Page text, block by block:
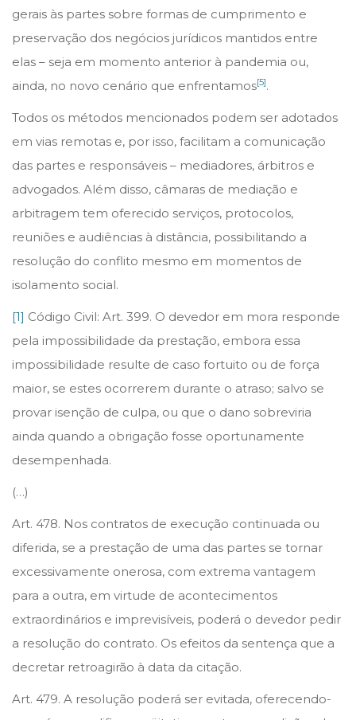
gerais às partes sobre formas de cumprimento e
preservação dos negócios jurídicos mantidos entre
elas – seja em momento anterior à pandemia ou,
ainda, no novo cenário que enfrentamos[5].
Todos os métodos mencionados podem ser adotados
em vias remotas e, por isso, facilitam a comunicação
das partes e responsáveis – mediadores, árbitros e
advogados. Além disso, câmaras de mediação e
arbitragem tem oferecido serviços, protocolos,
reuniões e audiências à distância, possibilitando a
resolução do conflito mesmo em momentos de
isolamento social.
[1] Código Civil: Art. 399. O devedor em mora responde
pela impossibilidade da prestação, embora essa
impossibilidade resulte de caso fortuito ou de força
maior, se estes ocorrerem durante o atraso; salvo se
provar isenção de culpa, ou que o dano sobreviria
ainda quando a obrigação fosse oportunamente
desempenhada.
(…)
Art. 478. Nos contratos de execução continuada ou
diferida, se a prestação de uma das partes se tornar
excessivamente onerosa, com extrema vantagem
para a outra, em virtude de acontecimentos
extraordinários e imprevisíveis, poderá o devedor pedir
a resolução do contrato. Os efeitos da sentença que a
decretar retroagirão à data da citação.
Art. 479. A resolução poderá ser evitada, oferecendo-